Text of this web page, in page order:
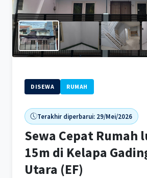
DISEWA RUMAH
Terakhir diperbarui: 29/Mei/2026
Sewa Cepat Rumah
15m di Kelapa
Utara (EF)